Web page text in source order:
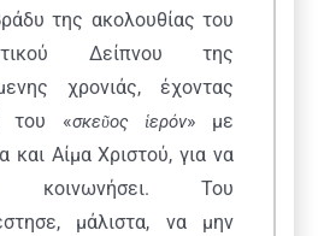
της ακολουθίας του
Δείπνου της
χρονιάς, έχοντας
του «σκεῦος ἱερόν» με
και Αίμα Χριστού, για να
κοινωνήσει. Του
μάλιστα, να μην